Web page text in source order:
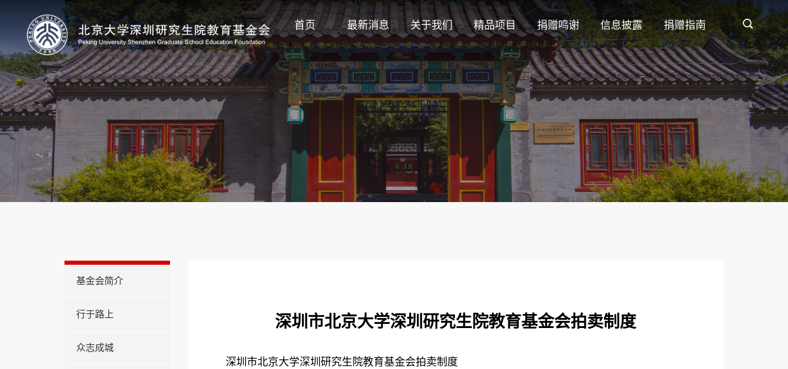
首页 最新消息 关于我们 精品项目 捐赠鸣谢 信息披露 捐赠指南
基金会简介
行于路上
众志成城
深圳市北京大学深圳研究生院教育基金会拍卖制度
深圳市北京大学深圳研究生院教育基金会拍卖制度